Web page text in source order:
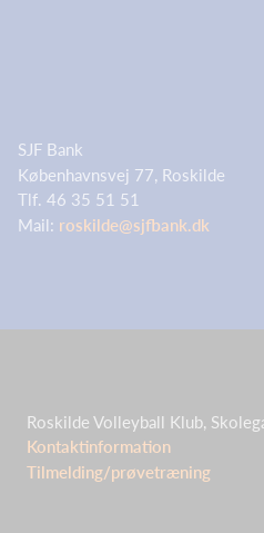
SJF Bank
Københavnsvej 77, Roskilde
Tlf. 46 35 51 51
Mail: roskilde@sjfbank.dk
Roskilde Volleyball Klub,
Kontaktinformation
Tilmelding/prøvetræning